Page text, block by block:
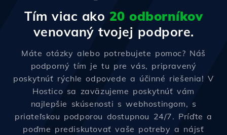
Tím viac ako 20 odborníkov
venovaný tvojej podpore.
Máte otázky alebo potrebujete pomoc? Náš
podporný tím je tu pre vás, pripravený
poskytnúť rýchle odpovede a účinné riešenia! V
Hostico sa zaväzujeme poskytnúť vám
najlepšie skúsenosti s webhostingom, s
priateľskou podporou dostupnou 24/7. Príďte a
poďme prediskutovať vaše potreby a nájsť